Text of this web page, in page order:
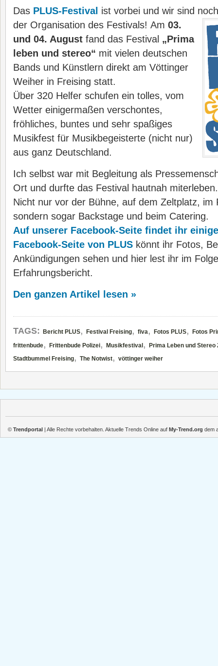
Das PLUS-Festival ist vorbei und wir sind
der Organisation des Festivals! Am 03.
und 04. August fand das Festival „Prima
leben und stereo“ mit vielen deutschen
Bands und Künstlern direkt am Vöttinger
Weiher in Freising statt.
Über 320 Helfer schufen ein tolles, vom
Wetter einigermaßen verschontes,
fröhliches, buntes und sehr spaßiges
Musikfest für Musikbegeisterte (nicht nur)
aus ganz Deutschland.
Ich selbst war mit Begleitung als
Ort und durfte das Festival hautnah miterleben.
Nicht nur vor der Bühne, auf dem Zeltplatz, im
sondern sogar Backstage und beim Catering.
Auf unserer Facebook-Seite findet ihr
Facebook-Seite von PLUS könnt ihr Fotos,
Ankündigungen sehen und hier lest ihr im
Erfahrungsbericht.
Den ganzen Artikel lesen »
TAGS: Bericht PLUS, Festival Freising, fiva, Fotos PLUS,
Fotos
frittenbude, Frittenbude Polizei, Musikfestival ,
Prima Leben und Stereo
Stadtbummel Freising, The Notwist, vöttinger weiher
© Trendportal | Alle Rechte vorbehalten. Aktuelle Trends Online auf My-Trend.org dem